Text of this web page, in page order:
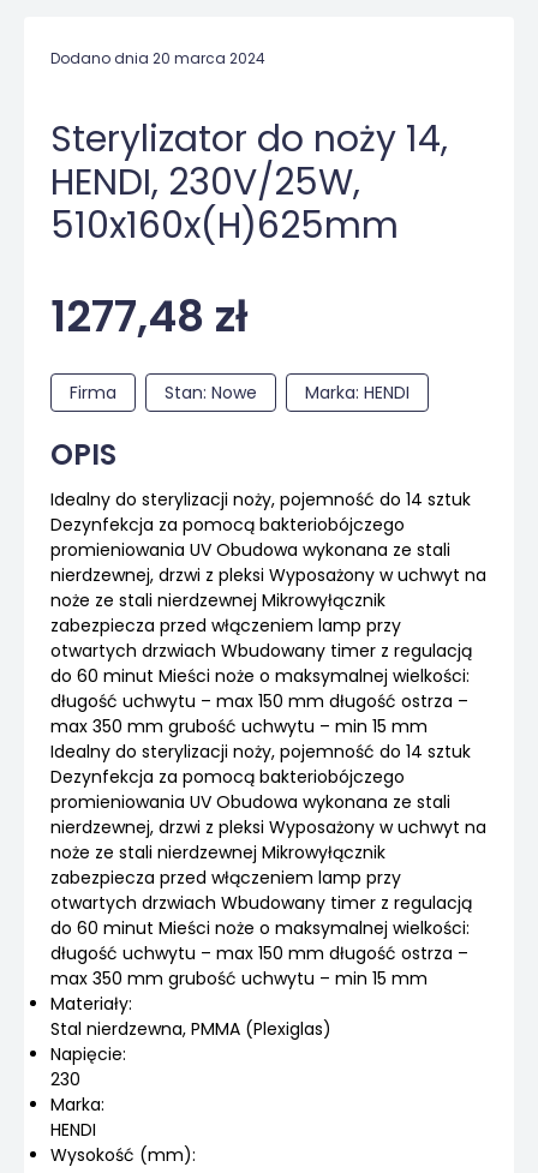
Dodano dnia 20 marca 2024
Sterylizator do noży 14,
HENDI, 230V/25W,
510x160x(H)625mm
1277,48 zł
Firma Stan: Nowe Marka: HENDI
OPIS
Idealny do sterylizacji noży, pojemność do 14 sztuk
Dezynfekcja za pomocą bakteriobójczego
promieniowania UV Obudowa wykonana ze stali
nierdzewnej, drzwi z pleksi Wyposażony w uchwyt na
noże ze stali nierdzewnej Mikrowyłącznik
zabezpiecza przed włączeniem lamp przy
otwartych drzwiach Wbudowany timer z regulacją
do 60 minut Mieści noże o maksymalnej wielkości:
długość uchwytu – max 150 mm długość ostrza –
max 350 mm grubość uchwytu – min 15 mm
Idealny do sterylizacji noży, pojemność do 14 sztuk
Dezynfekcja za pomocą bakteriobójczego
promieniowania UV Obudowa wykonana ze stali
nierdzewnej, drzwi z pleksi Wyposażony w uchwyt na
noże ze stali nierdzewnej Mikrowyłącznik
zabezpiecza przed włączeniem lamp przy
otwartych drzwiach Wbudowany timer z regulacją
do 60 minut Mieści noże o maksymalnej wielkości:
długość uchwytu – max 150 mm długość ostrza –
max 350 mm grubość uchwytu – min 15 mm
Materiały:
Stal nierdzewna, PMMA (Plexiglas)
Napięcie:
230
Marka:
HENDI
Wysokość (mm):